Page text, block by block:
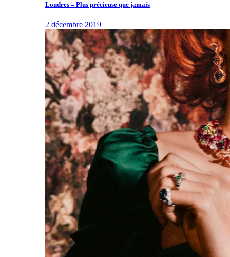
Londres – Plus précieuse que jamais
2 décembre 2019